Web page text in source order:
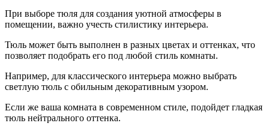
При выборе тюля для создания уютной атмосферы в
помещении, важно учесть стилистику интерьера.
Тюль может быть выполнен в разных цветах и оттенках, что
позволяет подобрать его под любой стиль комнаты.
Например, для классического интерьера можно выбрать
светлую тюль с обильным декоративным узором.
Если же ваша комната в современном стиле, подойдет гладкая
тюль нейтрального оттенка.